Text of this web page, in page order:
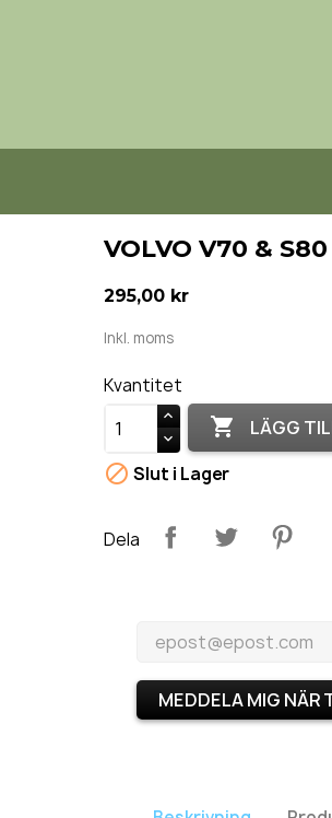
VOLVO V70 &
295,00 kr
Inkl. moms
Kvantitet
 LÄGG
 Slut i Lager
Dela
MEDDELA MIG NÄR